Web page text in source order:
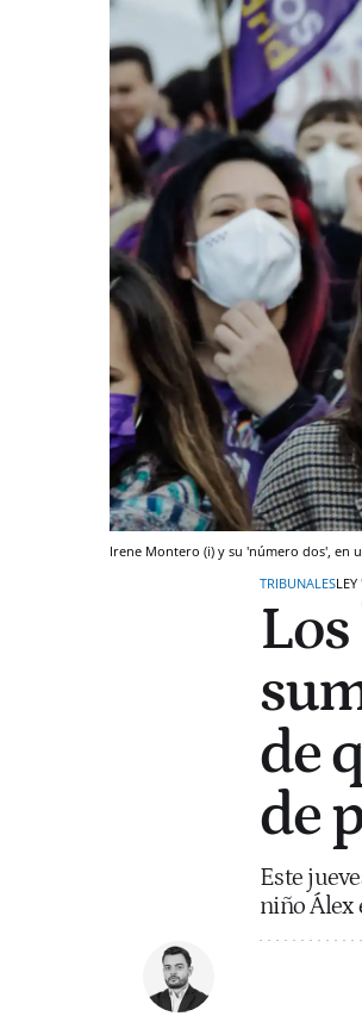
Irene Montero (i) y su 'número dos', en
TRIBUNALES
de
de
Este
niño Álex